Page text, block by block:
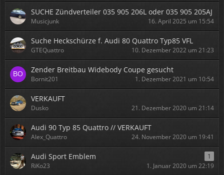
SUCHE Zündverteiler 035 905 206L oder 035 905 205AJ
Musicjunk 16. April 2025 um 15:54
Suche Heckschürze f. Audi 80 Quattro Typ85 VFL
GTEQuattro 10. Dezember 2022 um 21:23
Zender Breitbau Widebody Coupe gesucht
Bornit201 1. Dezember 2021 um 10:54
VERKAUFT
Dusko 21. Dezember 2020 um 21:14
Audi 90 Typ 85 Quattro // VERKAUFT
Alex_Quattro 24. November 2020 um 19:41
Audi Sport Emblem
1
RiKo23
1. Januar 2020 um 22:19